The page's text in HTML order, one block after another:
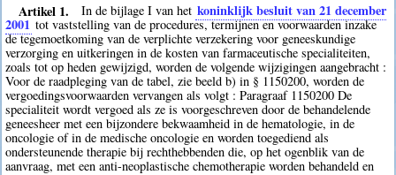
Artikel 1. In de bijlage I van het koninklijk besluit van 21 december
2001 tot vaststelling van de procedures, termijnen en voorwaarden inzake
de tegemoetkoming van de verplichte verzekering voor geneeskundige
verzorging en uitkeringen in de kosten van farmaceutische specialiteiten,
zoals tot op heden gewijzigd, worden de volgende wijzigingen aangebracht :
Voor de raadpleging van de tabel, zie beeld b) in § 1150200, worden de
vergoedingsvoorwaarden vervangen als volgt : Paragraaf 1150200 De
specialiteit wordt vergoed als ze is voorgeschreven door de behandelende
geneesheer met een bijzondere bekwaamheid in de hematologie, in de
oncologie of in de medische oncologie en worden toegediend als
ondersteunende therapie bij rechthebbenden die, op het ogenblik van de
aanvraag, met een anti-neoplastische chemotherapie worden behandeld en